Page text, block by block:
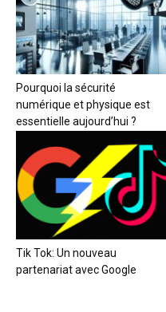
Pourquoi la sécurité
numérique et physique est
essentielle aujourd’hui ?
Tik Tok: Un nouveau
partenariat avec Google